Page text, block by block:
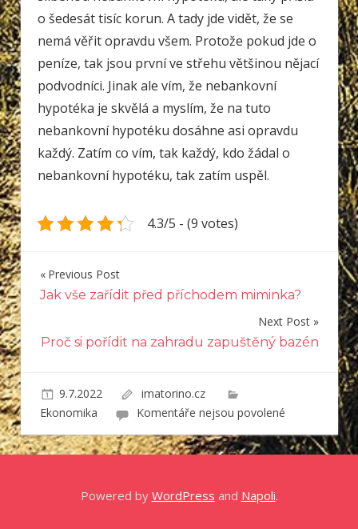
o šedesát tisíc korun. A tady jde vidět, že se
nemá věřit opravdu všem. Protože pokud jde o
peníze, tak jsou první ve střehu většinou nějací
podvodníci. Jinak ale vím, že nebankovní
hypotéka je skvělá a myslím, že na tuto
nebankovní hypotéku dosáhne asi opravdu
každý. Zatím co vím, tak každý, kdo žádal o
nebankovní hypotéku, tak zatím uspěl.
4.3/5 - (9 votes)
Navigace
příspěvek
Previous Post
Jak vše zařídit před příchodem miminka?
Next Post
Proč si pořídit na zahradu zapuštěný bazén
9.7.2022
imatorino.cz
Ekonomika
Komentáře nejsou povolenéu
textu
s
Powered by WordPress and Napoli.